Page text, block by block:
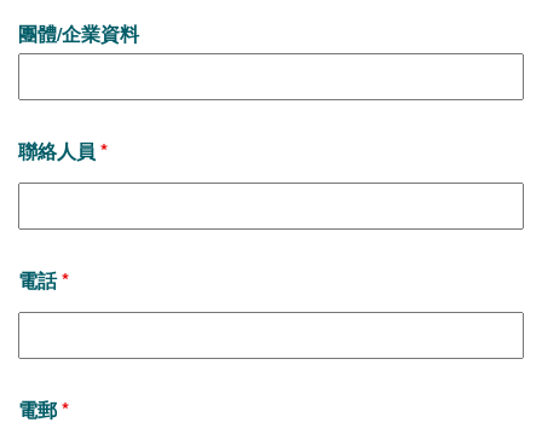
團體/企業資料
聯絡人員 *
電話*
電郵*